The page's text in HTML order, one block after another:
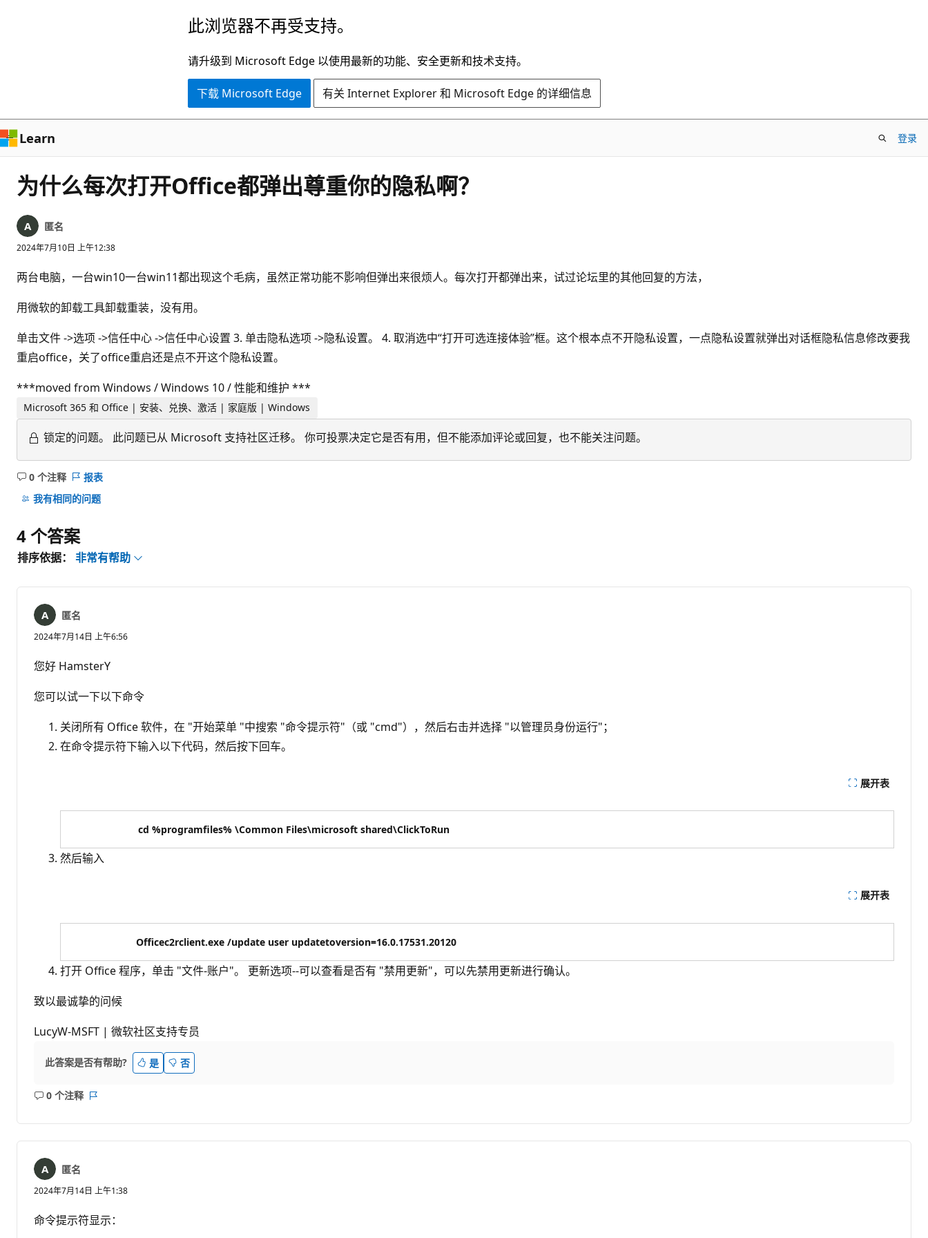
容
此浏览器不再受支持。
请升级到 Microsoft Edge 以使用最新的功能、安全更新和技术支持。
下载 Microsoft Edge 有关 Internet Explorer 和 Microsoft Edge 的详细信息
Learn 登录
为什么每次打开Office都弹出尊重你的隐私啊？
匿名
2024年7月10日 上午12:38
两台电脑，一台win10一台win11都出现这个毛病，虽然正常功能不影响但弹出来很烦人。每次打开都弹出来，试过论坛里的其他回复的方法，
用微软的卸载工具卸载重装，没有用。
单击文件 ->选项 ->信任中心 ->信任中心设置 3. 单击隐私选项 ->隐私设置。 4. 取消选中“打开可选连接体验”框。这个根本点不开隐私设置，一点隐私设置就弹出对话框隐私信息修改要我
重启office，关了office重启还是点不开这个隐私设置。
***moved from Windows / Windows 10 / 性能和维护 ***
Microsoft 365 和 Office | 安装、兑换、激活 | 家庭版 | Windows
锁定的问题。 此问题已从 Microsoft 支持社区迁移。 你可投票决定它是否有用，但不能添加评论或回复，也不能关注问题。
0 个注释
无
注
报表
我有相同的问题
4 个答案
排序依据： 非常有帮助
匿名
2024年7月14日 上午6:56
您好 HamsterY
您可以试一下以下命令
关闭所有 Office 软件，在 "开始菜单 "中搜索 "命令提示符"（或 "cmd"），然后右击并选择 "以管理员身份运行"；
在命令提示符下输入以下代码，然后按下回车。
展开表
cd %programfiles% \Common Files\microsoft shared\ClickToRun
然后输入
展开表
Officec2rclient.exe /update user updatetoversion=16.0.17531.20120
打开 Office 程序，单击 "文件-账户"。 更新选项--可以查看是否有 "禁用更新"，可以先禁用更新进行确认。
致以最诚挚的问候
LucyW-MSFT | 微软社区支持专员
此答案是否有帮助? 是 否
0 个注释
无
匿名
2024年7月14日 上午1:38
命令提示符显示：